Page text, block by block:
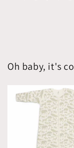
Oh baby, it's